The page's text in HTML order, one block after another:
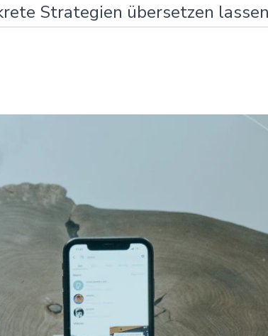
Strategien übersetzen